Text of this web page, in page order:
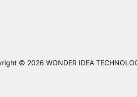
© 2026 WONDER IDEA